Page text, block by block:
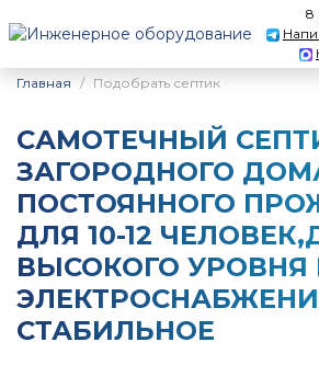
8
Главная
Подобрать септик
САМОТЕЧНЫЙ
ЗАГОРОДНОГО
ПОСТОЯННОГО
ДЛЯ 10-12
ВЫСОКОГО УРОВНЯ
СТАБИЛЬНОЕ